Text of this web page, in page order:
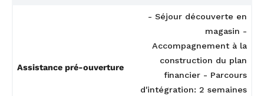
Assistance pré-ouverture
- Séjour découverte en
magasin -
Accompagnement à la
construction du plan
financier - Parcours
d'intégration: 2 semaines